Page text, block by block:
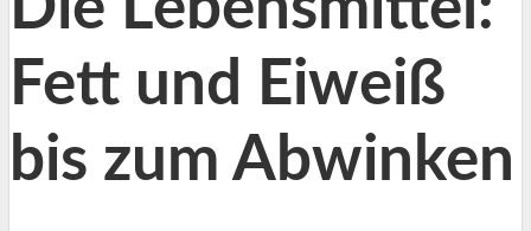
Fett und Eiweiß
bis zum Abwinken